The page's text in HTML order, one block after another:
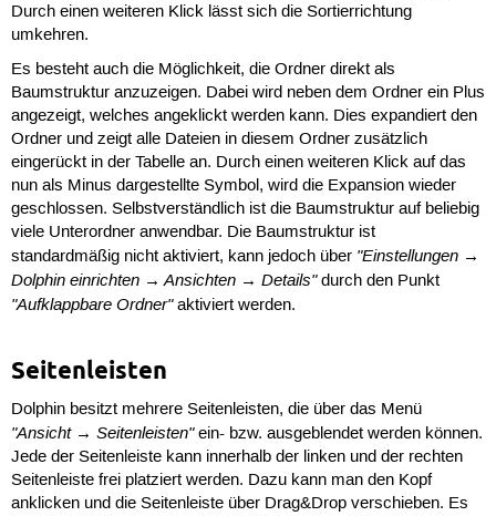
Durch einen weiteren Klick lässt sich die Sortierrichtung
umkehren.
Es besteht auch die Möglichkeit, die Ordner direkt als
Baumstruktur anzuzeigen. Dabei wird neben dem Ordner ein Plus
angezeigt, welches angeklickt werden kann. Dies expandiert den
Ordner und zeigt alle Dateien in diesem Ordner zusätzlich
eingerückt in der Tabelle an. Durch einen weiteren Klick auf das
nun als Minus dargestellte Symbol, wird die Expansion wieder
geschlossen. Selbstverständlich ist die Baumstruktur auf beliebig
viele Unterordner anwendbar. Die Baumstruktur ist
standardmäßig nicht aktiviert, kann jedoch über "Einstellungen →
Dolphin einrichten → Ansichten → Details"durch den Punkt
"Aufklappbare Ordner"aktiviert werden.
Seitenleisten
Dolphin besitzt mehrere Seitenleisten, die über das Menü
"Ansicht → Seitenleisten"ein- bzw. ausgeblendet werden können.
Jede der Seitenleiste kann innerhalb der linken und der rechten
Seitenleiste frei platziert werden. Dazu kann man den Kopf
anklicken und die Seitenleiste über Drag&Drop verschieben. Es